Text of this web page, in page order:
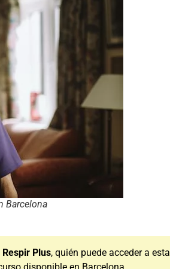
Barcelona
Plus, quién puede acceder a